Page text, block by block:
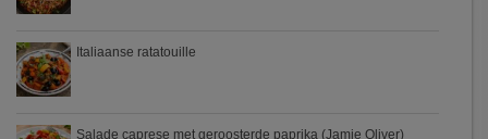
Italiaanse ratatouille
Salade caprese met geroosterde paprika (Jamie Oliver)